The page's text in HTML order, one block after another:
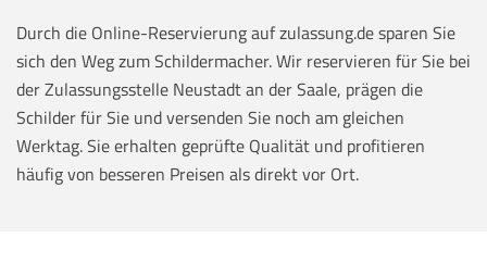
Durch die Online-Reservierung auf zulassung.de sparen Sie
sich den Weg zum Schildermacher. Wir reservieren für Sie bei
der Zulassungsstelle Neustadt an der Saale, prägen die
Schilder für Sie und versenden Sie noch am gleichen
Werktag. Sie erhalten geprüfte Qualität und profitieren
häufig von besseren Preisen als direkt vor Ort.